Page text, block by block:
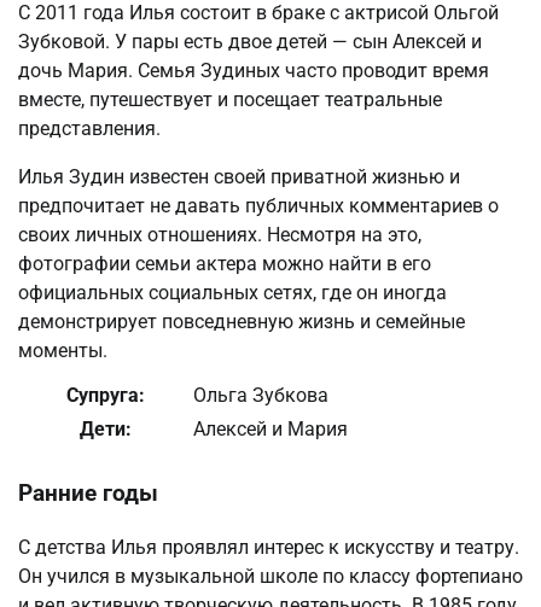
С 2011 года Илья состоит в браке с актрисой Ольгой
Зубковой. У пары есть двое детей — сын Алексей и
дочь Мария. Семья Зудиных часто проводит время
вместе, путешествует и посещает театральные
представления.
Илья Зудин известен своей приватной жизнью и
предпочитает не давать публичных комментариев о
своих личных отношениях. Несмотря на это,
фотографии семьи актера можно найти в его
официальных социальных сетях, где он иногда
демонстрирует повседневную жизнь и семейные
моменты.
Супруга:
Ольга Зубкова
Дети:
Алексей и Мария
Ранние годы
С детства Илья проявлял интерес к искусству и театру.
Он учился в музыкальной школе по классу фортепиано